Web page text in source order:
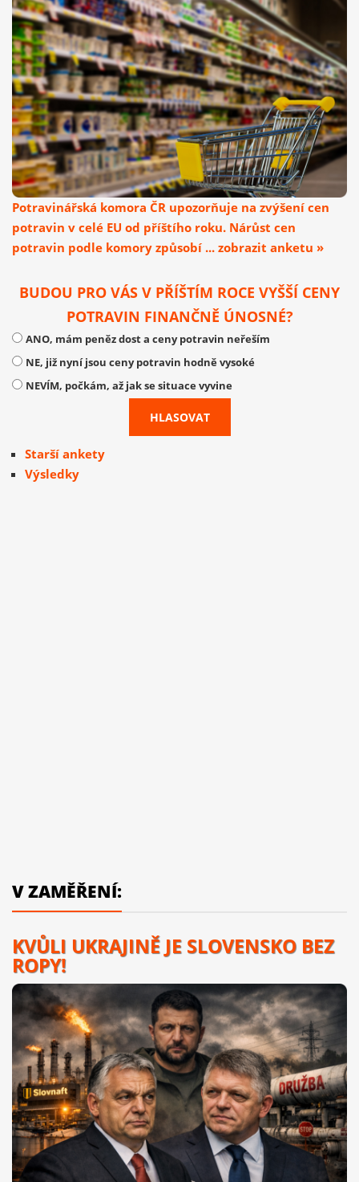
Potravinářská komora ČR upozorňuje na zvýšení cen
potravin v celé EU od příštího roku. Nárůst cen
potravin podle komory způsobí ... zobrazit anketu »
BUDOU PRO VÁS V PŘÍŠTÍM ROCE VYŠŠÍ CENY
POTRAVIN FINANČNĚ ÚNOSNÉ?
ANO, mám peněz dost a ceny potravin neřeším
NE, již nyní jsou ceny potravin hodně vysoké
NEVÍM, počkám, až jak se situace vyvine
Starší ankety
Výsledky
V ZAMĚŘENÍ:
KVŮLI UKRAJINĚ JE SLOVENSKO BEZ
ROPY!